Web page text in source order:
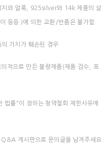
치와 얼룩, 925silver와 14k 제품의 살
등등 )에 의한 교환/반품은 불가함.
가치가 훼손된 경우
적으로 만든 불량제품(제품 검수, 포
법률"이 정하는 청약철회 제한사유에
Q&A 게시판으로 문의글을 남겨주세요